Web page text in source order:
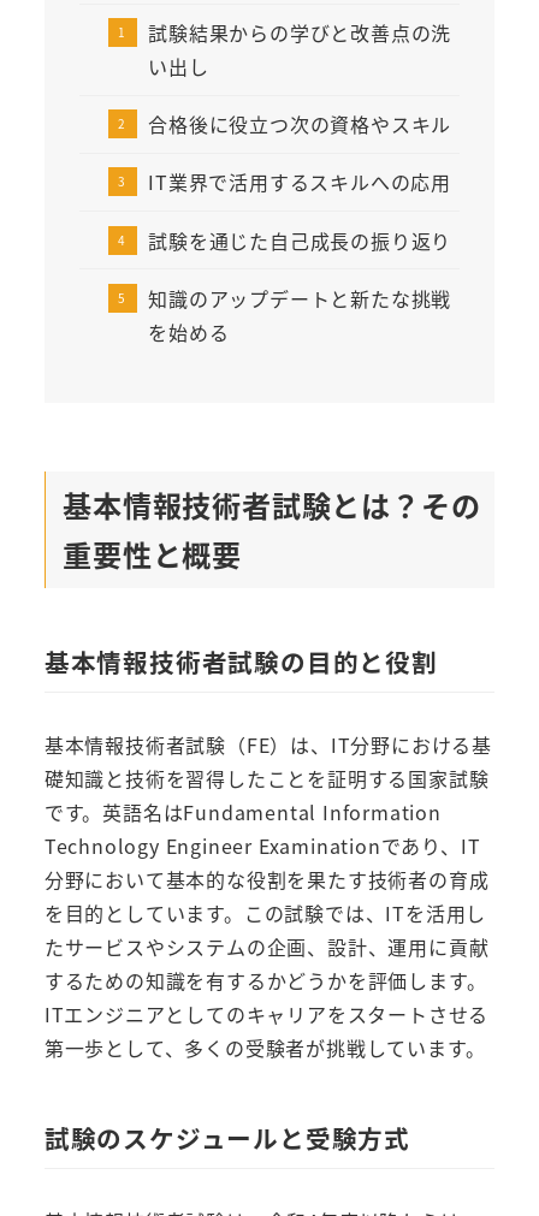
試験結果からの学びと改善点の洗
い出し
合格後に役立つ次の資格やスキル
IT業界で活用するスキルへの応用
試験を通じた自己成長の振り返り
知識のアップデートと新たな挑戦
を始める
基本情報技術者試験とは？その
重要性と概要
基本情報技術者試験の目的と役割
基本情報技術者試験（FE）は、IT分野における基
礎知識と技術を習得したことを証明する国家試験
です。英語名はFundamental Information
Technology Engineer Examinationであり、IT
分野において基本的な役割を果たす技術者の育成
を目的としています。この試験では、ITを活用し
たサービスやシステムの企画、設計、運用に貢献
するための知識を有するかどうかを評価します。
ITエンジニアとしてのキャリアをスタートさせる
第一歩として、多くの受験者が挑戦しています。
試験のスケジュールと受験方式